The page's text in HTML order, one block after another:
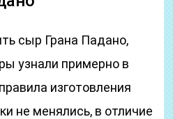
сыр Грана Падано,
узнали примерно в
изготовления
не менялись, в отличие